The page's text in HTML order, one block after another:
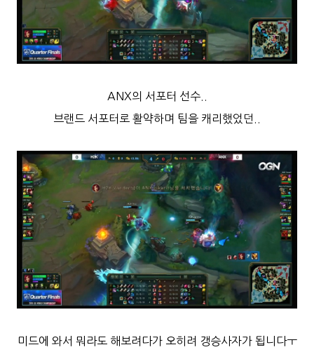
ANX의 서포터 선수..
브랜드 서포터로 활약하며 팀을 캐리했었던..
미드에 와서 뭐라도 해보려다가 오히려 갱승사자가 됩니다ㅜ